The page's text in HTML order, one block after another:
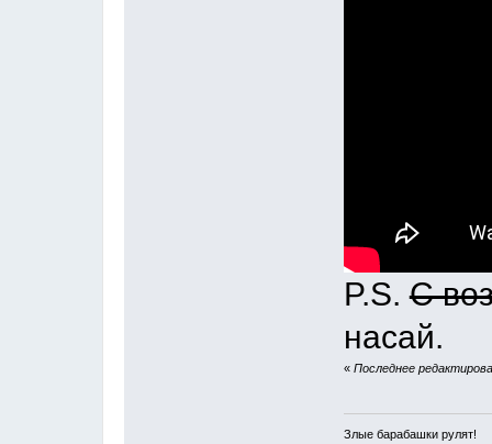
P.S.С
насай.
« Последнее
Злые барабашки рулят!